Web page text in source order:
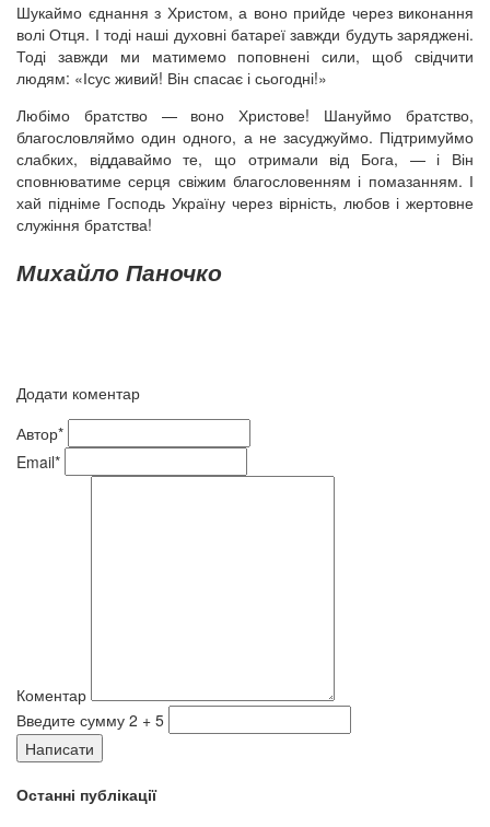
Шукаймо єднання з Христом, а воно прийде через виконання
волі Отця. І тоді наші духовні батареї завжди будуть заряджені.
Тоді завжди ми матимемо поповнені сили, щоб свідчити
людям: «Ісус живий! Він спасає і сьогодні!»
Любімо братство — воно Христове! Шануймо братство,
благословляймо один одного, а не засуджуймо. Підтримуймо
слабких, віддаваймо те, що отримали від Бога, — і Він
сповнюватиме серця свіжим благословенням і помазанням. І
хай підніме Господь Україну через вірність, любов і жертовне
служіння братства!
Михайло Паночко
Додати коментар
Автор*
Email*
Коментар
Введите сумму 2 + 5
Написати
Останні публікації